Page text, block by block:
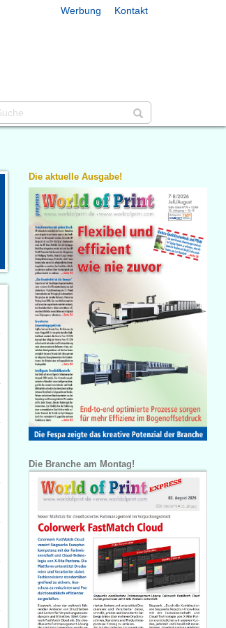
Werbung Kontakt
Die aktuelle Ausgabe!
Die Branche am Montag!